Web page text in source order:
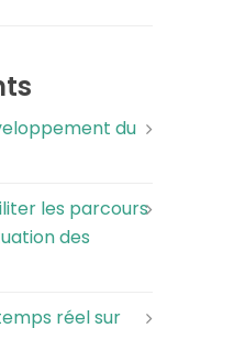
du
les parcours
des
réel sur